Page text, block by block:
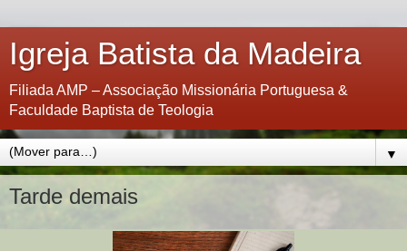
Igreja Batista da Madeira
Filiada AMP – Associação Missionária Portuguesa &
Faculdade Baptista de Teologia
▼
Tarde demais